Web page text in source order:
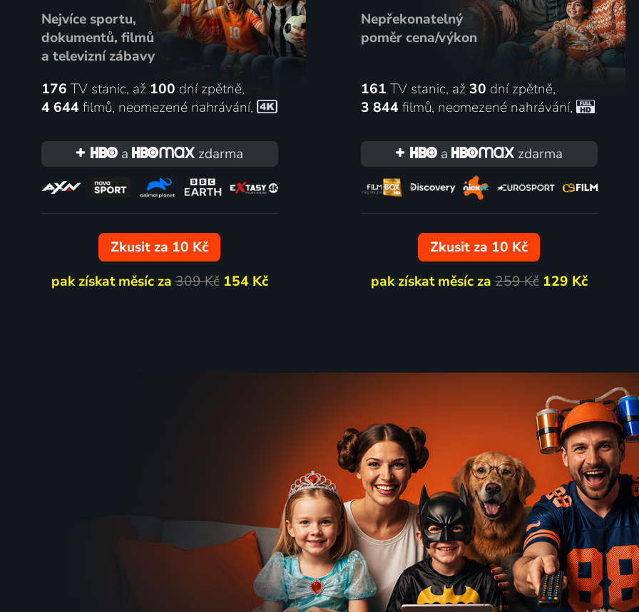
Nejvíce sportu,
dokumentů, filmů
a televizní zábavy
176 TV stanic, až 100 dní zpětně,
4 644 filmů, neomezené nahrávání,
a zdarma
Zkusit za 10 Kč
pak získat měsíc za309 Kč 154 Kč
Nepřekonatelný
poměr cena/výkon
161 TV stanic, až 30 dní zpětně,
3 844 filmů, neomezené nahrávání,
a zdarma
Zkusit za 10 Kč
pak získat měsíc za259 Kč 129 Kč